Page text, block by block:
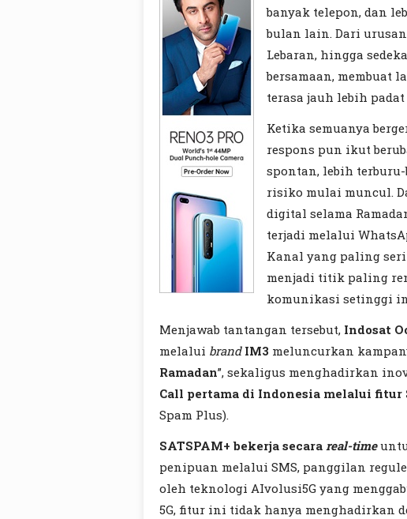
banyak telepon, dan
bulan lain. Dari
Lebaran, hingga
bersamaan,
terasa jauh lebih
Ketika semuanya
respons pun ikut
spontan, lebih
risiko mulai muncul.
digital selama
terjadi melalui
Kanal yang paling
menjadi titik paling
komunikasi setinggi
Menjawab tantangan tersebut, Indosat
melalui brand IM3 meluncurkan
Ramadan”, sekaligus menghadirkan
Call pertama di Indonesia melalui fitur
Spam Plus).
SATSPAM+ bekerja secara real-time
penipuan melalui SMS, panggilan
oleh teknologi AIvolusi5G yang
5G, fitur ini tidak hanya menghadirkan